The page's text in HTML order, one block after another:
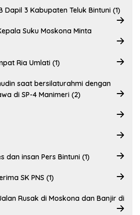
Dapil 3 Kabupaten Teluk Bintuni (1)
Suku Moskona Minta
Ria Umlati (1)
saat bersilaturahmi dengan
di SP-4 Manimeri (2)
dan insan Pers Bintuni (1)
SK PNS (1)
Rusak di Moskona dan Banjir di